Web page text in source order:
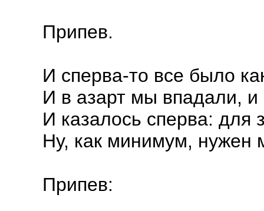
Припев.
И сперва-то все было
И в азарт мы впадали,
И казалось сперва: для
Ну, как минимум, нужен
Припев: